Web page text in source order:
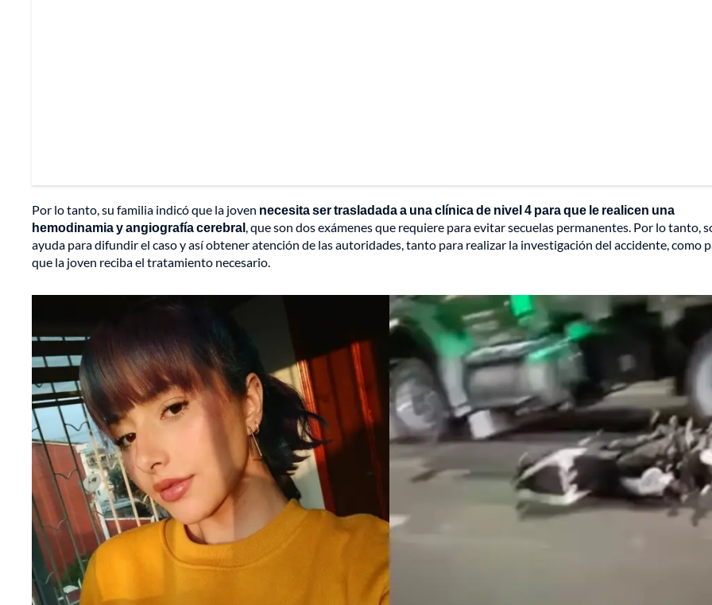
Por lo tanto, su familia indicó que la joven necesita ser trasladada a una clínica de nivel 4 para que le realicen una
hemodinamia y angiografía cerebral, que son dos exámenes que requiere para evitar secuelas permanentes. Por lo tanto,
ayuda para difundir el caso y así obtener atención de las autoridades, tanto para realizar la investigación del accidente, como
que la joven reciba el tratamiento necesario.